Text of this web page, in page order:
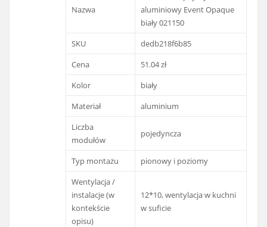
Nazwa
aluminiowy Event Opaque
biały 021150
SKU
dedb218f6b85
Cena
51.04 zł
Kolor
biały
Materiał
aluminium
Liczba
modułów
pojedyncza
Typ montażu
pionowy i poziomy
Wentylacja /
instalacje (w
kontekście
opisu)
12*10, wentylacja w kuchni
w suficie